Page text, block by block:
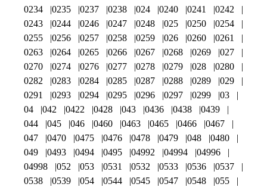
0234
0235 0237 0238 024 0240 0241
0242
0243
0244 0246 0247 0248 025 0250
0254
0255
0256 0257 0258 0259 026 0260
0261
0263
0264 0265 0266 0267 0268 0269
027
0270
0274 0276 0277 0278 0279 028
0280
0282
0283 0284 0285 0287 0288 0289
029
0291
0293 0294 0295 0296 0297 0299
03
04
042 0422 0428 043 0436 0438
0439
044
045 046 0460 0463 0465 0466
0467
047
0470 0475 0476 0478 0479 048
0480
049
0493 0494 0495 04992 04994
04996
04998
052 053 0531 0532 0533 0536
0537
0538
0539 054 0544 0545 0547 0548
055